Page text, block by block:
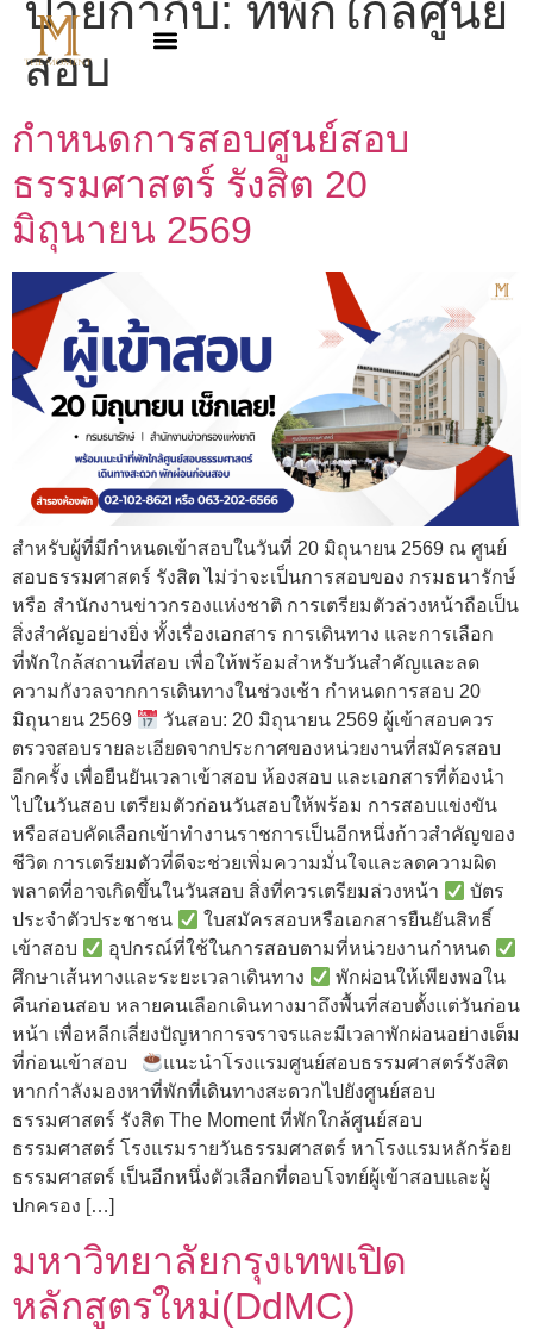
ป้ายกำกับ: ที่พักใกล้ศูนย์
สอบ
กำหนดการสอบศูนย์สอบ
ธรรมศาสตร์ รังสิต 20
มิถุนายน 2569
สำหรับผู้ที่มีกำหนดเข้าสอบในวันที่ 20 มิถุนายน 2569 ณ ศูนย์
สอบธรรมศาสตร์ รังสิต ไม่ว่าจะเป็นการสอบของ กรมธนารักษ์
หรือ สำนักงานข่าวกรองแห่งชาติ การเตรียมตัวล่วงหน้าถือเป็น
สิ่งสำคัญอย่างยิ่ง ทั้งเรื่องเอกสาร การเดินทาง และการเลือก
ที่พักใกล้สถานที่สอบ เพื่อให้พร้อมสำหรับวันสำคัญและลด
ความกังวลจากการเดินทางในช่วงเช้า กำหนดการสอบ 20
มิถุนายน 2569
วันสอบ: 20 มิถุนายน 2569 ผู้เข้าสอบควร
ตรวจสอบรายละเอียดจากประกาศของหน่วยงานที่สมัครสอบ
อีกครั้ง เพื่อยืนยันเวลาเข้าสอบ ห้องสอบ และเอกสารที่ต้องนำ
ไปในวันสอบ เตรียมตัวก่อนวันสอบให้พร้อม การสอบแข่งขัน
หรือสอบคัดเลือกเข้าทำงานราชการเป็นอีกหนึ่งก้าวสำคัญของ
ชีวิต การเตรียมตัวที่ดีจะช่วยเพิ่มความมั่นใจและลดความผิด
พลาดที่อาจเกิดขึ้นในวันสอบ สิ่งที่ควรเตรียมล่วงหน้า
บัตร
ประจำตัวประชาชน
ใบสมัครสอบหรือเอกสารยืนยันสิทธิ์
เข้าสอบ
อุปกรณ์ที่ใช้ในการสอบตามที่หน่วยงานกำหนด
ศึกษาเส้นทางและระยะเวลาเดินทาง
พักผ่อนให้เพียงพอใน
คืนก่อนสอบ หลายคนเลือกเดินทางมาถึงพื้นที่สอบตั้งแต่วันก่อน
หน้า เพื่อหลีกเลี่ยงปัญหาการจราจรและมีเวลาพักผ่อนอย่างเต็ม
ที่ก่อนเข้าสอบ
แนะนำโรงแรมศูนย์สอบธรรมศาสตร์รังสิต
หากกำลังมองหาที่พักที่เดินทางสะดวกไปยังศูนย์สอบ
ธรรมศาสตร์ รังสิต The Moment ที่พักใกล้ศูนย์สอบ
ธรรมศาสตร์ โรงแรมรายวันธรรมศาสตร์ หาโรงแรมหลักร้อย
ธรรมศาสตร์ เป็นอีกหนึ่งตัวเลือกที่ตอบโจทย์ผู้เข้าสอบและผู้
ปกครอง […]
มหาวิทยาลัยกรุงเทพเปิด
หลักสูตรใหม่(DdMC)